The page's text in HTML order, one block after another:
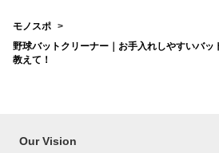
モノスポ
野球バットクリーナー｜お手入れしやすいバッ
教えて！
Our Vision